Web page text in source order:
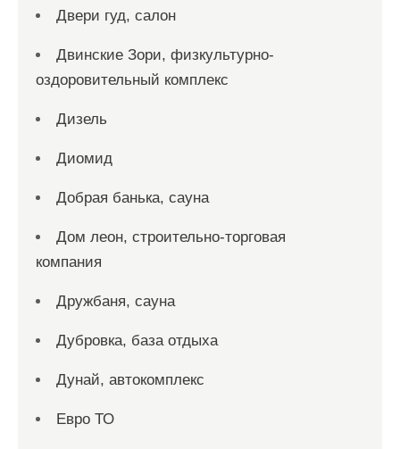
Двери гуд, салон
Двинские Зори, физкультурно-
оздоровительный комплекс
Дизель
Диомид
Добрая банька, сауна
Дом леон, строительно-торговая
компания
Дружбаня, сауна
Дубровка, база отдыха
Дунай, автокомплекс
Евро ТО